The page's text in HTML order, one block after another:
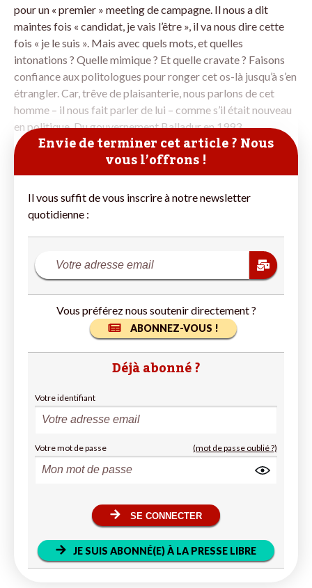
pour un « premier » meeting de campagne. Il nous a dit
maintes fois « candidat, je vais l’être », il va nous dire cette
fois « je le suis ». Mais avec quels mots, et quelles
intonations ? Quelle mimique ? Et quelle cravate ? Faisons
confiance aux politologues pour ronger cet os-là jusqu’à s’en
étrangler. Car, trêve de plaisanterie, nous parlons de cet
homme – il nous fait parler de lui – comme s’il était nouveau
en politique. Du gouvernement Balladur en 1993,
Envie de terminer cet article ? Nous
vous l’offrons !
Il vous suffit de vous inscrire à notre newsletter
quotidienne :
Vous préférez nous soutenir directement ?
ABONNEZ-VOUS !
Déjà abonné ?
Votre identifiant
Votre mot de passe (mot de passe oublié ?)
SE CONNECTER
JE SUIS ABONNÉ(E) À LA PRESSE LIBRE